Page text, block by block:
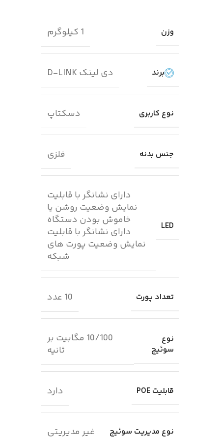
وزن 1 کیلوگرم
برند دی لینک D-LINK
نوع کاربری دسکتاپ
جنس بدنه فلزی
LED
دارای نشانگر با قابلیت
نمایش وضعیت روشن یا
خاموش بودن دستگاه
دارای نشانگر با قابلیت
نمایش وضعیت پورت های
شبکه
تعداد پورت 10 عدد
نوع
سوئیچ
10/100 مگابیت بر
ثانیه
قابلیت POE دارد
نوع مدیریت سوئیچ غیر مدیریتی